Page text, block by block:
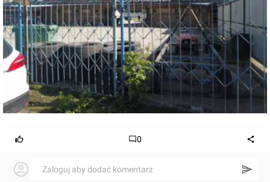
0
Zaloguj aby dodać komentarz